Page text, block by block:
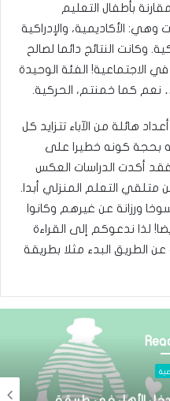
بأطفال التعليم
معتمدة إلى 5 فئات وهي: الأكاديمية، والإدراكية
وكانت النتائج دائما لصالح
الاجتماعية! الفئة الوحيدة
كما خمنتم، الحركية.
هائلة من الآباء تتزايد كل
بحجة كونه خطيرا على
فقد أكدت الدراسات العكس
متلقي التعلم المنزلي أبدا.
ورزانة عن غيرهم وكانوا
لذا ندعوكم إلى القراءة
الطريق البدء مثلا بطريقة